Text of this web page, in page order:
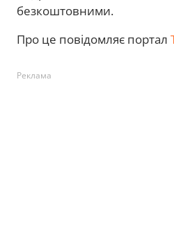
безкоштовними.
Про це повідомляє портал
Реклама